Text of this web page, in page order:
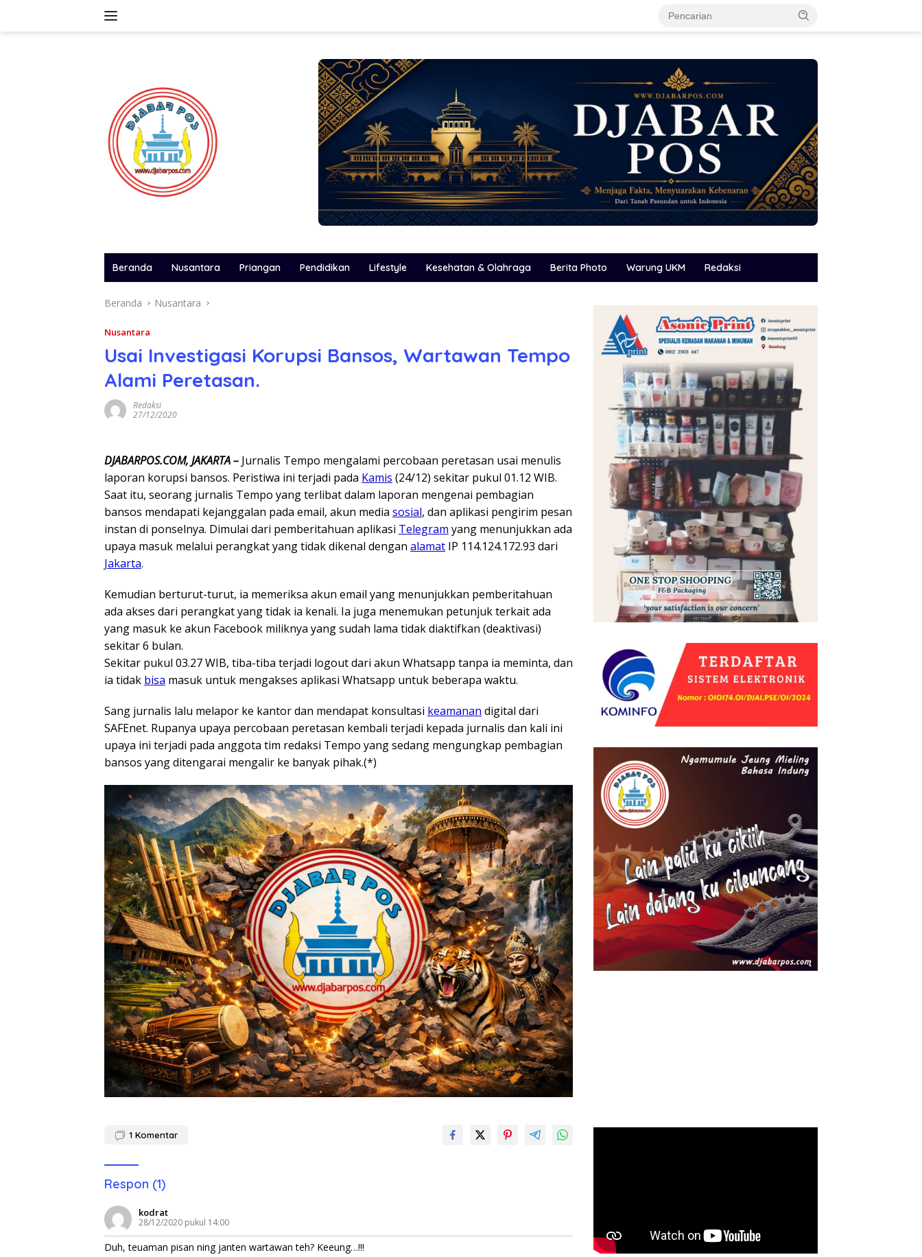
Beranda Nusantara Priangan Pendidikan Lifestyle Kesehatan & Olahraga Berita Photo Warung UKM Redaksi
Beranda Nusantara
Nusantara
Usai Investigasi Korupsi Bansos, Wartawan Tempo
Alami Peretasan.
Redaksi
27/12/2020
DJABARPOS.COM, JAKARTA – Jurnalis Tempo mengalami percobaan peretasan usai menulis
laporan korupsi bansos. Peristiwa ini terjadi pada Kamis (24/12) sekitar pukul 01.12 WIB.
Saat itu, seorang jurnalis Tempo yang terlibat dalam laporan mengenai pembagian
bansos mendapati kejanggalan pada email, akun media sosial, dan aplikasi pengirim pesan
instan di ponselnya. Dimulai dari pemberitahuan aplikasi Telegram yang menunjukkan ada
upaya masuk melalui perangkat yang tidak dikenal dengan alamat IP 114.124.172.93 dari
Jakarta.
Kemudian berturut-turut, ia memeriksa akun email yang menunjukkan pemberitahuan
ada akses dari perangkat yang tidak ia kenali. Ia juga menemukan petunjuk terkait ada
yang masuk ke akun Facebook miliknya yang sudah lama tidak diaktifkan (deaktivasi)
sekitar 6 bulan.
Sekitar pukul 03.27 WIB, tiba-tiba terjadi logout dari akun Whatsapp tanpa ia meminta, dan
ia tidak bisa masuk untuk mengakses aplikasi Whatsapp untuk beberapa waktu.
Sang jurnalis lalu melapor ke kantor dan mendapat konsultasi keamanan digital dari
SAFEnet. Rupanya upaya percobaan peretasan kembali terjadi kepada jurnalis dan kali ini
upaya ini terjadi pada anggota tim redaksi Tempo yang sedang mengungkap pembagian
bansos yang ditengarai mengalir ke banyak pihak.(*)
1 Komentar
Respon (1)
kodrat
28/12/2020 pukul 14:00
Duh, teuaman pisan ning janten wartawan teh? Keeung…!!!